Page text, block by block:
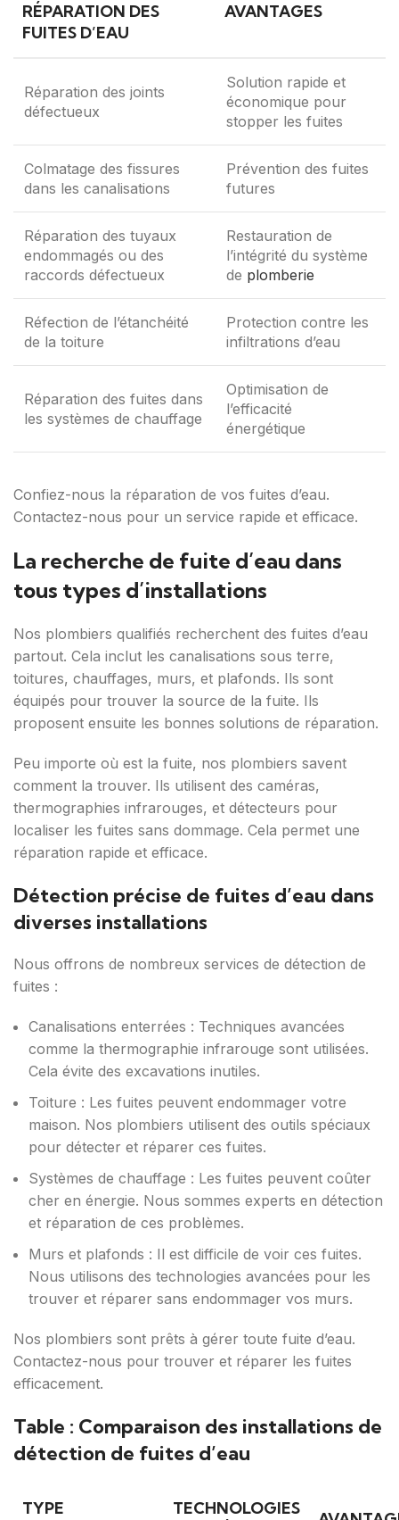
RÉPARATION DES
FUITES D’EAU
AVANTAGES
Réparation des joints
défectueux
Solution rapide et
économique pour
stopper les fuites
Colmatage des fissures
dans les canalisations
Prévention des fuites
futures
Réparation des tuyaux
endommagés ou des
raccords défectueux
Restauration de
l’intégrité du système
de plomberie
Réfection de l’étanchéité
de la toiture
Protection contre les
infiltrations d’eau
Réparation des fuites dans
les systèmes de chauffage
Optimisation de
l’efficacité
énergétique
Confiez-nous la réparation de vos fuites d’eau.
Contactez-nous pour un service rapide et efficace.
La recherche de fuite d’eau dans
tous types d’installations
Nos plombiers qualifiés recherchent des fuites d’eau
partout. Cela inclut les canalisations sous terre,
toitures, chauffages, murs, et plafonds. Ils sont
équipés pour trouver la source de la fuite. Ils
proposent ensuite les bonnes solutions de réparation.
Peu importe où est la fuite, nos plombiers savent
comment la trouver. Ils utilisent des caméras,
thermographies infrarouges, et détecteurs pour
localiser les fuites sans dommage. Cela permet une
réparation rapide et efficace.
Détection précise de fuites d’eau dans
diverses installations
Nous offrons de nombreux services de détection de
fuites :
Canalisations enterrées : Techniques avancées
comme la thermographie infrarouge sont utilisées.
Cela évite des excavations inutiles.
Toiture : Les fuites peuvent endommager votre
maison. Nos plombiers utilisent des outils spéciaux
pour détecter et réparer ces fuites.
Systèmes de chauffage : Les fuites peuvent coûter
cher en énergie. Nous sommes experts en détection
et réparation de ces problèmes.
Murs et plafonds : Il est difficile de voir ces fuites.
Nous utilisons des technologies avancées pour les
trouver et réparer sans endommager vos murs.
Nos plombiers sont prêts à gérer toute fuite d’eau.
Contactez-nous pour trouver et réparer les fuites
efficacement.
Table : Comparaison des installations de
détection de fuites d’eau
TYPE
TECHNOLOGIES